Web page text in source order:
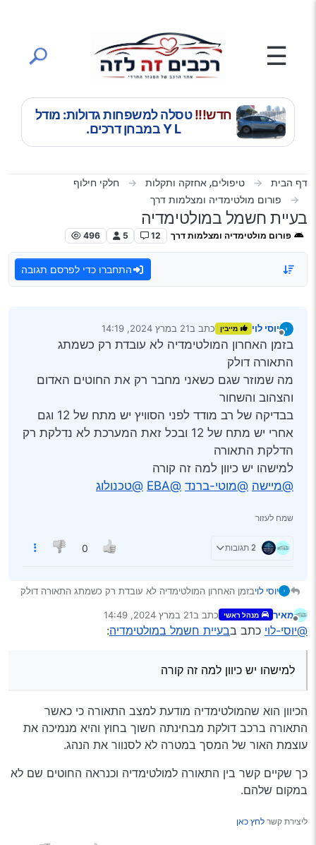
☰
חדש!!!טסלה למשפחות גדולות: מודל
Y L במבחן דרכים.
דף הבית טיפולים, אחזקה ותקלות
חלקי חילוף
פורום מולטימדיה ומצלמות דרך
בעיית חשמל במולטימדיה
פורום מולטימדיה ומצלמות דרך 12
5
496
התחברו כדי לפרסם תגובה
יוסי לוי מייבין כתב ב21 במרץ 2024, 14:19
נערך לאחרונה על ידי
בזמן האחרון המולטימדיה לא עובדת רק כשמתג
התאורה דולק
מה שמוזר שגם כשאני מחבר רק את החוטים האדום
והצהוב והשחור
בבדיקה של רב מודד לפני הסוויץ יש מתח של 12 וגם
אחרי יש מתח של 12 ובכל זאת המערכת לא נדלקת רק
הדלקת התאורה
למישהו יש כיוון למה זה קורה
@מיישה @מוטי-ברנד @EBA @טכנולוג
שמח לעזור
2 תגובות 0
יוסי לויבזמן האחרון המולטימדיה לא עובדת רק כשמתג התאורה דולק
והשחור
@מיישה
@מוטי-ברנד @EBA
מנותק
מאיר מנהל ראשי כתב ב21 במרץ 2024, 14:49
נערך לאחרונה על ידי
@יוסי-לוי כתב בבעיית חשמל במולטימדיה:
למישהו יש כיוון למה זה קורה
הכיוון הוא שהמולטימדיה מודעת למצב התאורה כי כאשר
התאורה ברכב דולקת מבחינתה חשוך בחוץ והיא מנמיכה את
עוצמת האור של המסך במטרה לא לסנוור את הנהג.
כך שקיים קשר בין התאורה למולטימדיה וכנראה החוטים שם לא
במקום שלהם.
ליצירת קשר לחץ כאן